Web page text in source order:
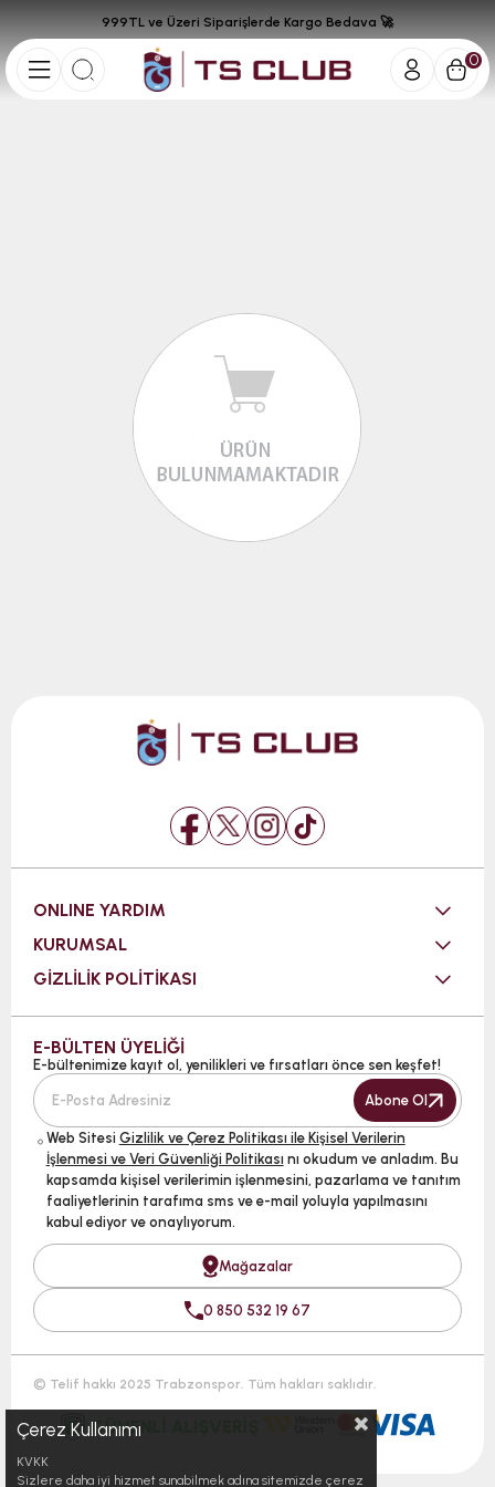
0
999TL ve Üzeri Siparişlerde Kargo Bedava 🚀
ONLINE YARDIM
KURUMSAL
GİZLİLİK POLİTİKASI
E-BÜLTEN ÜYELİĞİ
E-bültenimize kayıt ol, yenilikleri ve fırsatları önce sen keşfet!
Abone Ol
Web Sitesi Gizlilik ve Çerez Politikası ile Kişisel Verilerin
İşlenmesi ve Veri Güvenliği Politikası nı okudum ve anladım. Bu
kapsamda kişisel verilerimin işlenmesini, pazarlama ve tanıtım
faaliyetlerinin tarafıma sms ve e-mail yoluyla yapılmasını
kabul ediyor ve onaylıyorum.
Mağazalar
0 850 532 19 67
© Telif hakkı 2025 Trabzonspor. Tüm hakları saklıdır.
Çerez Kullanımı
KVKK
Sizlere daha iyi hizmet sunabilmek adına sitemizde çerez